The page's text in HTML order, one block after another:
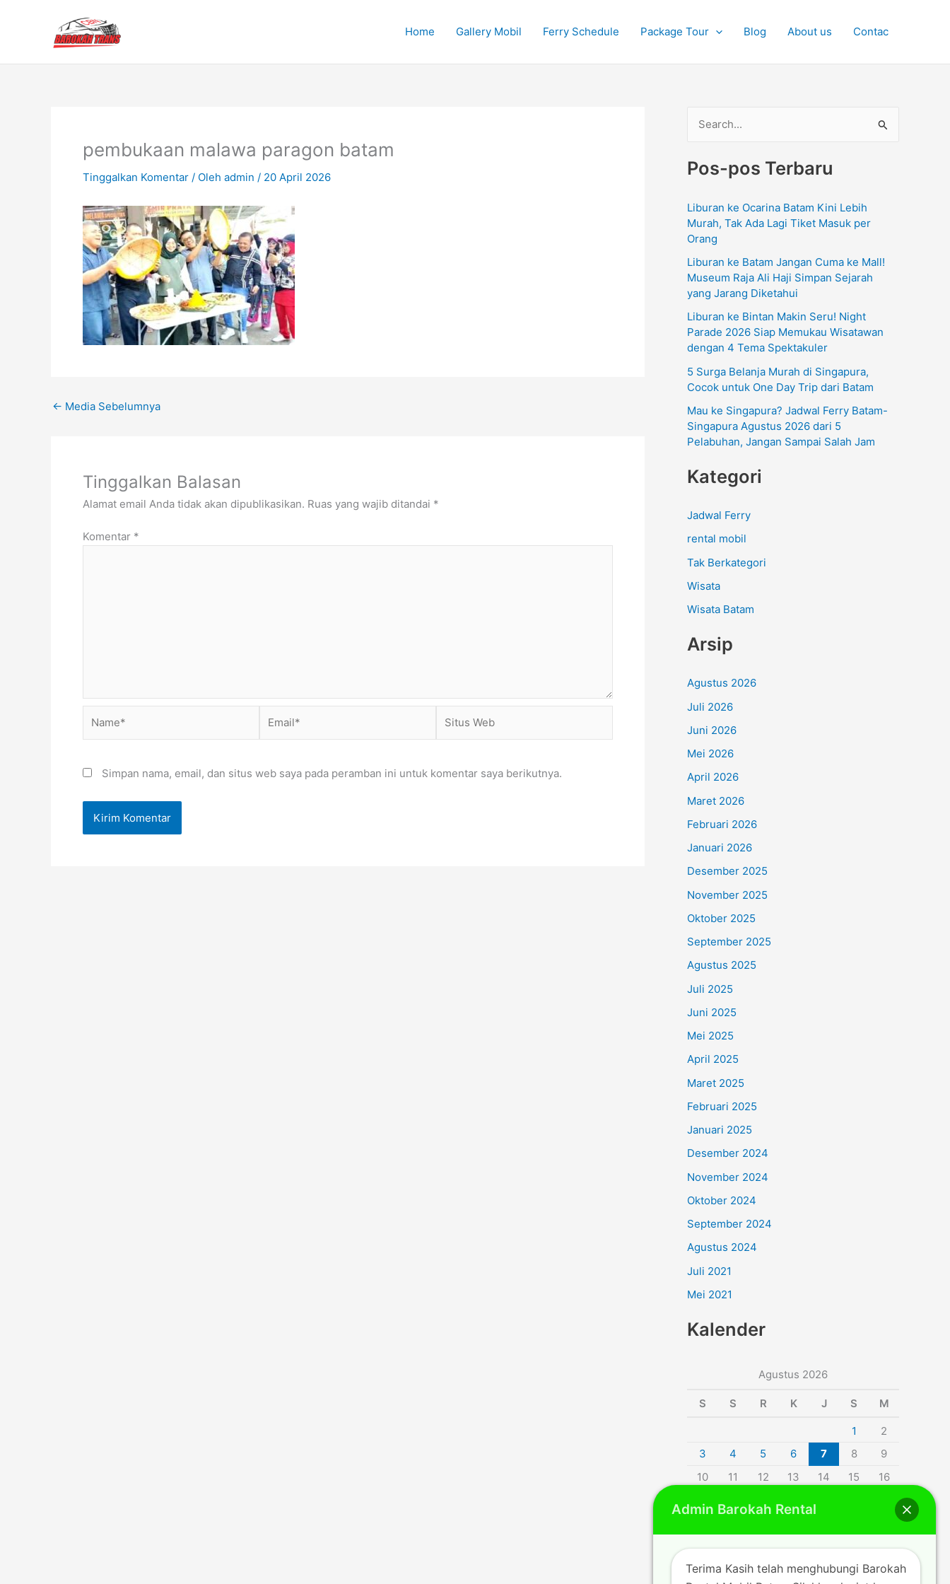
Home Gallery Mobil Ferry Schedule Package Tour Blog About us Contac
pembukaan malawa paragon batam
Tinggalkan Komentar / Oleh admin / 20 April 2026
← Media Sebelumnya
Tinggalkan Balasan
Alamat email Anda tidak akan dipublikasikan. Ruas yang wajib ditandai *
Komentar *
Web
Simpan nama, email, dan situs web saya pada peramban ini untuk komentar saya berikutnya.
u
n
u
k
:
Pos-pos Terbaru
Liburan ke Ocarina Batam Kini Lebih
Murah, Tak Ada Lagi Tiket Masuk per
Orang
Liburan ke Batam Jangan Cuma ke Mall!
Museum Raja Ali Haji Simpan Sejarah
yang Jarang Diketahui
Liburan ke Bintan Makin Seru! Night
Parade 2026 Siap Memukau Wisatawan
dengan 4 Tema Spektakuler
5 Surga Belanja Murah di Singapura,
Cocok untuk One Day Trip dari Batam
Mau ke Singapura? Jadwal Ferry Batam-
Singapura Agustus 2026 dari 5
Pelabuhan, Jangan Sampai Salah Jam
Kategori
Jadwal Ferry
rental mobil
Tak Berkategori
Wisata
Wisata Batam
Arsip
Agustus 2026
Juli 2026
Juni 2026
Mei 2026
April 2026
Maret 2026
Februari 2026
Januari 2026
Desember 2025
November 2025
Oktober 2025
September 2025
Agustus 2025
Juli 2025
Juni 2025
Mei 2025
April 2025
Maret 2025
Februari 2025
Januari 2025
Desember 2024
November 2024
Oktober 2024
September 2024
Agustus 2024
Juli 2021
Mei 2021
Kalender
Agustus 2026
S S R K J S M
1
2
3
4 5 6 7 8
9
10
11 12 13 14 15
16
Admin Barokah Rental
Terima Kasih telah menghubungi Barokah